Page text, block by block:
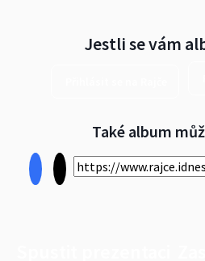
Jestli se vám
Také album